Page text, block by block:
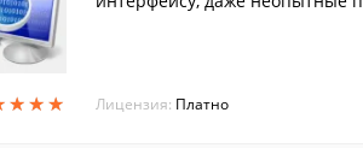
★★★
★★★ Лицензия: Платно